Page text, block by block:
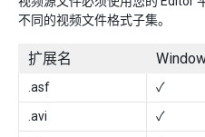
不同的视频文件格式子集。
扩展名
.asf
✓
.avi
✓